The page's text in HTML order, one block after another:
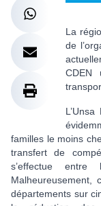
La
de
CDEN
familles le moins
transfert de
s’effectue entre
Malheureusement,
départements sur